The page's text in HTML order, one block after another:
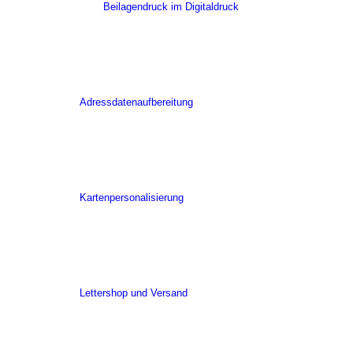
Beilagendruck im Digitaldruck
Adressdatenaufbereitung
Kartenpersonalisierung
Lettershop und Versand